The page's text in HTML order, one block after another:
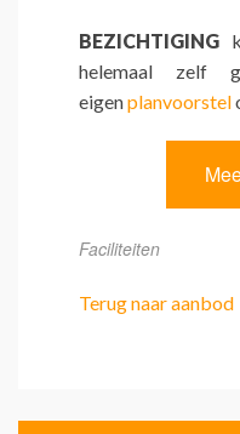
BEZICHTIGING
helemaal zelf
eigenplanvoorstel
Faciliteiten
Terug naar aanbod